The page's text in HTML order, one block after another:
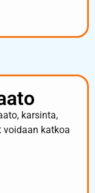
karsinta,
voidaan katkoa